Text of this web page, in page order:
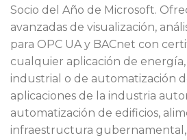
Socio del Año de Microsoft.
avanzadas de visualización,
para OPC UA y BACnet con
cualquier aplicación de
industrial o de automatización
aplicaciones de la industria
automatización de edificios,
infraestructura